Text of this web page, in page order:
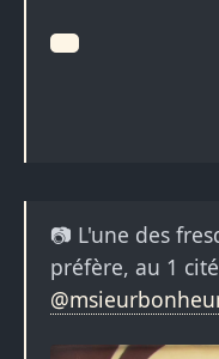
📷 L'une des
préfère, au 1